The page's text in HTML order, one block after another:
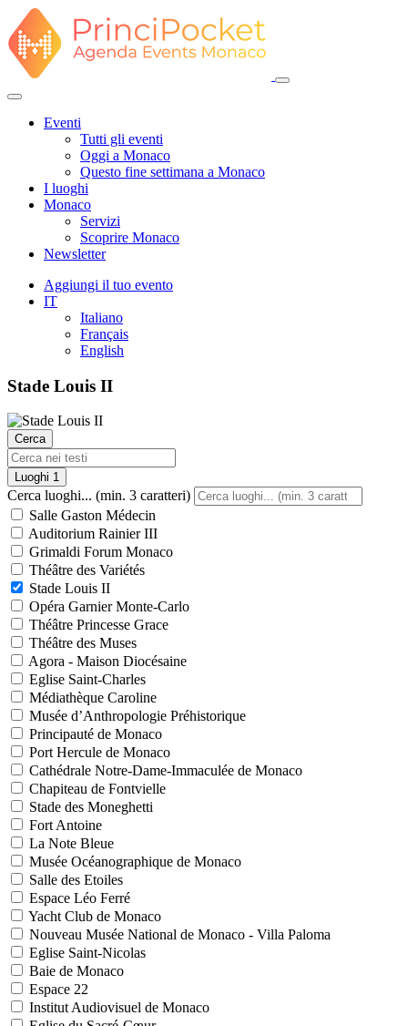
Eventi
Tutti gli eventi
Oggi a Monaco
Questo fine settimana a Monaco
I luoghi
Monaco
Servizi
Scoprire Monaco
Newsletter
Aggiungi il tuo evento
IT
Italiano
Français
English
Stade Louis II
Cerca
Luoghi 1
Cerca luoghi... (min. 3 caratteri)
Salle Gaston Médecin
Auditorium Rainier III
Grimaldi Forum Monaco
Théâtre des Variétés
Stade Louis II
Opéra Garnier Monte-Carlo
Théâtre Princesse Grace
Théâtre des Muses
Agora - Maison Diocésaine
Eglise Saint-Charles
Médiathèque Caroline
Musée d’Anthropologie Préhistorique
Principauté de Monaco
Port Hercule de Monaco
Cathédrale Notre-Dame-Immaculée de Monaco
Chapiteau de Fontvielle
Stade des Moneghetti
Fort Antoine
La Note Bleue
Musée Océanographique de Monaco
Salle des Etoiles
Espace Léo Ferré
Yacht Club de Monaco
Nouveau Musée National de Monaco - Villa Paloma
Eglise Saint-Nicolas
Baie de Monaco
Espace 22
Institut Audiovisuel de Monaco